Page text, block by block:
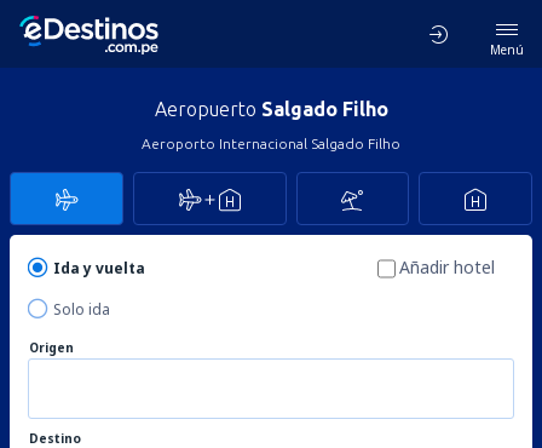
Menú
Aeropuerto Salgado Filho
Aeroporto Internacional Salgado Filho
Ida y vuelta
Solo ida
Añadir hotel
Origen
Destino